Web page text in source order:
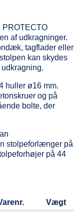
PROTECTO
af udkragninger.
tagflader eller
kan skydes
huller ø16 mm.
og på
bolte, der
stolpeforlænger på
på 44
Vægt